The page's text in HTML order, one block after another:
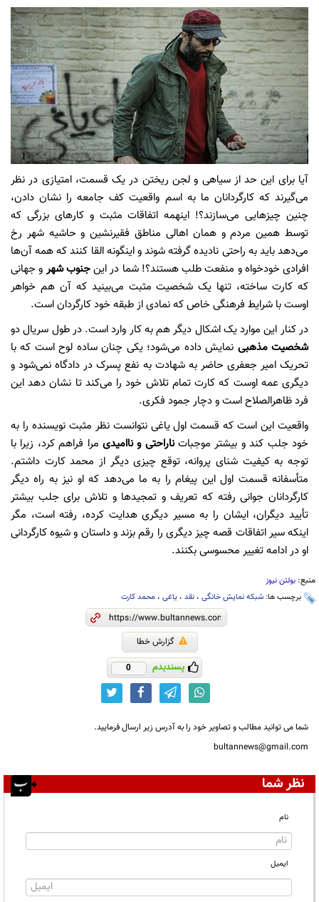
آیا برای این حد از سیاهی و لجن ریختن در یک قسمت، امتیازی در نظر
می‌گیرند که کارگردانان ما به اسم واقعیت کف جامعه را نشان دادن،
چنین چیز‌هایی می‌سازند؟! اینهمه اتفاقات مثبت و کار‌های بزرگی که
توسط همین مردم و همان اهالی مناطق فقیرنشین و حاشیه شهر رخ
می‌دهد باید به راحتی نادیده گرفته شوند و اینگونه القا کنند که همه آن‌ها
افرادی خودخواه و منفعت طلب هستند؟! شما در اینجنوب شهر و جهانی
که کارت ساخته، تنها یک شخصیت مثبت می‌بینید که آن هم خواهر
اوست با شرایط فرهنگی خاص که نمادی از طبقه خود کارگردان است.
در کنار این موارد یک اشکال دیگر هم به کار وارد است. در طول سریال دو
شخصیت مذهبی نمایش داده می‌شود؛ یکی چنان ساده لوح است که با
تحریک امیر جعفری حاضر به شهادت به نفع پسرک در دادگاه نمی‌شود و
دیگری عمه اوست که کارت تمام تلاش خود را می‌کند تا نشان دهد این
فرد ظاهرالصلاح است و دچار جمود فکری.
واقعیت این است که قسمت اول یاغی نتوانست نظر مثبت نویسنده را به
خود جلب کند و بیشتر موجباتناراحتی و ناامیدی مرا فراهم کرد، زیرا با
توجه به کیفیت شنای پروانه، توقع چیزی دیگر از محمد کارت داشتم.
متأسفانه قسمت اول این پیغام را به ما می‌دهد که او نیز به راه دیگر
کارگردانان جوانی رفته که تعریف و تمجید‌ها و تلاش برای جلب بیشتر
تأیید دیگران، ایشان را به مسیر دیگری هدایت کرده، رفته است، مگر
اینکه سیر اتفاقات قصه چیز دیگری را رقم بزند و داستان و شیوه کارگردانی
او در ادامه تغییر محسوسی بکنند.
منبع: بولتن نیوز
برچسب ها: شبکه نمایش خانگی ، نقد ، یاغی ، محمد کارت
گزارش خطا
پسندیدم 0
شما می توانید مطالب و تصاویر خود را به آدرس زیر ارسال فرمایید.
bultannews@gmail.com
نظر شما
نام
ایمیل